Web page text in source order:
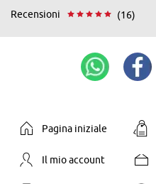
Recensioni (16)
Pagina iniziale
Il mio account